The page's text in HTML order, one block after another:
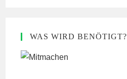
WAS WIRD BENÖTIGT?